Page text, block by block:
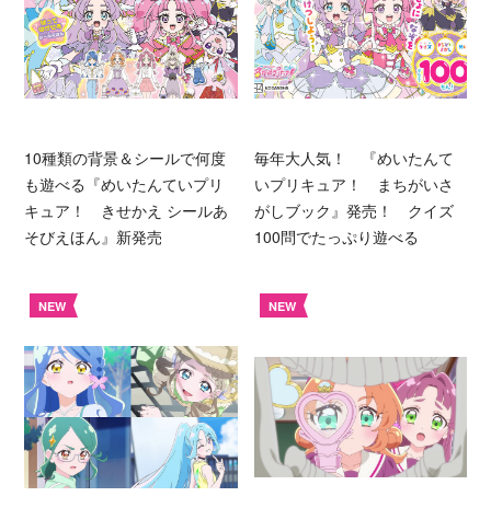
10種類の背景＆シールで何度
も遊べる『めいたんていプリ
キュア！ きせかえ シールあ
そびえほん』新発売
毎年大人気！ 『めいたんて
いプリキュア！ まちがいさ
がしブック』発売！ クイズ
100問でたっぷり遊べる
NEW NEW